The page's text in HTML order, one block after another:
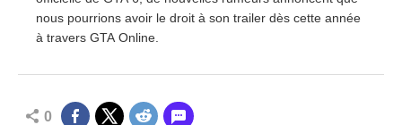
nous pourrions avoir le droit à son trailer dès cette année
à travers GTA Online.
0